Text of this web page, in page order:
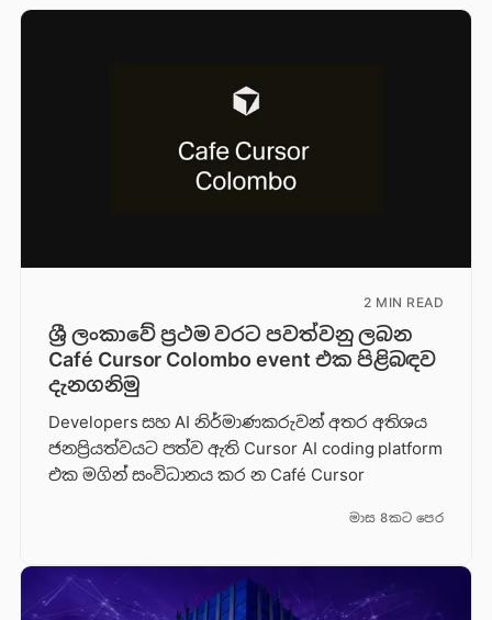
2 MIN READ
ශ්‍රී ලංකාවේ ප්‍රථම වරට පවත්වනු ලබන
Café Cursor Colombo event එක පිළිබඳව
දැනගනිමු
Developers සහ AI නිර්මාණකරුවන් අතර අතිශය
ජනප්‍රියත්වයට පත්ව ඇති Cursor AI coding platform
එක මගින් සංවිධානය කර න Café Cursor
මාස 8කට පෙර